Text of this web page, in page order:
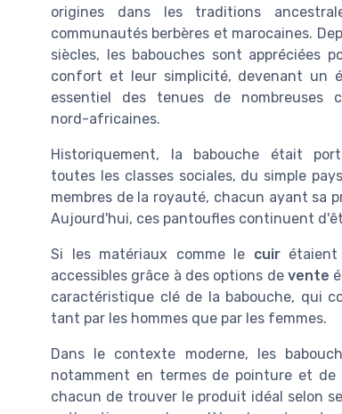
origines dans les traditions
communautés berbères et marocaines.
siècles, les babouches sont appréciées
confort et leur simplicité, devenant un
essentiel des tenues de nombreuses
nord-africaines.
Historiquement, la babouche était
toutes les classes sociales, du simple
membres de la royauté, chacun ayant sa
Aujourd'hui, ces pantoufles continuent
Si les matériaux comme le cuirétaient
accessibles grâce à des options devente
caractéristique clé de la babouche, qui
tant par les hommes que par les femmes.
Dans le contexte moderne, les
notamment en termes de pointure et
chacun de trouver le produit idéal selon